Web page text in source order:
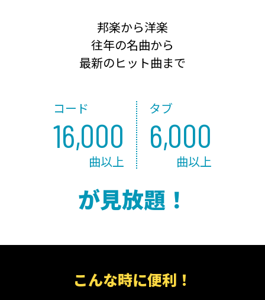
邦楽から洋楽
往年の名曲から
最新のヒット曲まで
コード
16,000
曲以上
タブ
6,000
曲以上
が見放題！
こんな時に便利！